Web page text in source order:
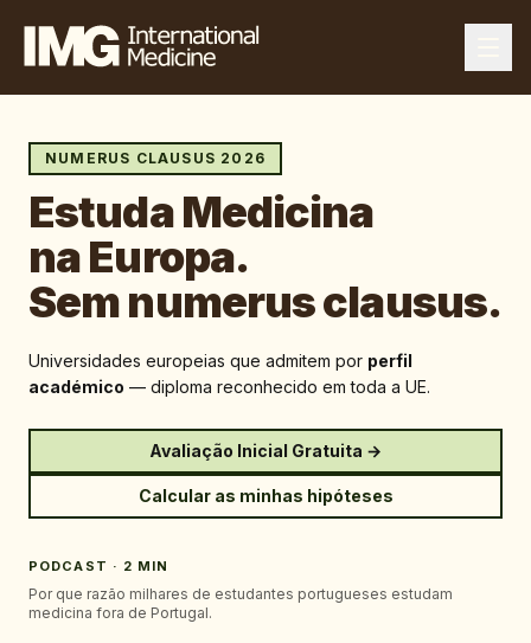
NUMERUS CLAUSUS 2026
Estuda Medicina
na Europa.
Sem numerus clausus.
Universidades europeias que admitem por perfil
académico — diploma reconhecido em toda a UE.
Avaliação Inicial Gratuita →
Calcular as minhas hipóteses
PODCAST · 2 MIN
Por que razão milhares de estudantes portugueses estudam
medicina fora de Portugal.